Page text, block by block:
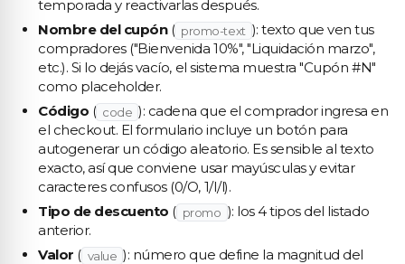
temporada y reactivarlas después.
Nombre del cupón( promo-text ): texto que ven tus
compradores ("Bienvenida 10%", "Liquidación marzo",
etc.). Si lo dejás vacío, el sistema muestra "Cupón #N"
como placeholder.
Código ( code ): cadena que el comprador ingresa en
el checkout. El formulario incluye un botón para
autogenerar un código aleatorio. Es sensible al texto
exacto, así que conviene usar mayúsculas y evitar
caracteres confusos (0/O, 1/I/l).
Tipo de descuento ( promo ): los 4 tipos del listado
anterior.
Valor ( value ): número que define la magnitud del